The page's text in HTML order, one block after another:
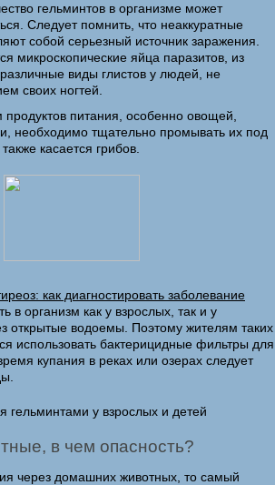
гельминтов в организме может
Следует помнить, что неаккуратные
собой серьезный источник заражения.
микроскопические яйца паразитов, из
виды глистов у людей, не
своих ногтей.
питания, особенно овощей,
необходимо тщательно промывать их под
касается грибов.
как диагностировать заболевание
в организм как у взрослых, так и у
открытые водоемы. Поэтому жителям таких
использовать бактерицидные фильтры для
купания в реках или озерах следует
в чем опасность?
через домашних животных, то самый